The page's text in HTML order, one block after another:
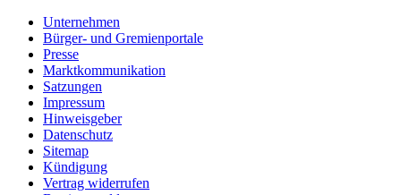
Unternehmen
Bürger- und Gremienportale
Presse
Marktkommunikation
Satzungen
Impressum
Hinweisgeber
Datenschutz
Sitemap
Kündigung
Vertrag widerrufen